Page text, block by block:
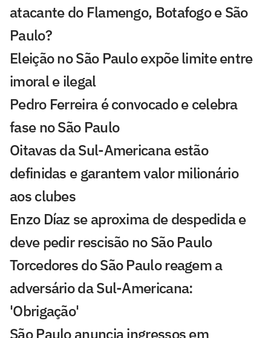
atacante do Flamengo, Botafogo e São
Paulo?
Eleição no São Paulo expõe limite entre
imoral e ilegal
Pedro Ferreira é convocado e celebra
fase no São Paulo
Oitavas da Sul-Americana estão
definidas e garantem valor milionário
aos clubes
Enzo Díaz se aproxima de despedida e
deve pedir rescisão no São Paulo
Torcedores do São Paulo reagem a
adversário da Sul-Americana:
'Obrigação'
São Paulo anuncia ingressos em